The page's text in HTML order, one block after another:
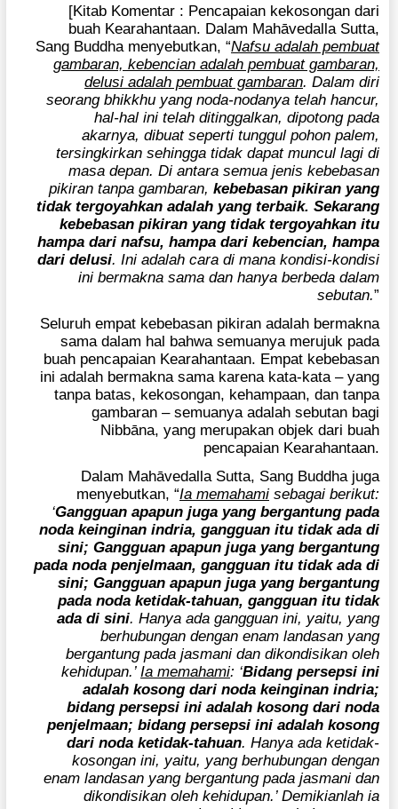
[Kitab Komentar : Pencapaian kekosongan dari
buah Kearahantaan. Dalam Mahāvedalla Sutta,
Sang Buddha menyebutkan, “Nafsu adalah pembuat
gambaran, kebencian adalah pembuat gambaran,
delusi adalah pembuat gambaran. Dalam diri
seorang bhikkhu yang noda-nodanya telah hancur,
hal-hal ini telah ditinggalkan, dipotong pada
akarnya, dibuat seperti tunggul pohon palem,
tersingkirkan sehingga tidak dapat muncul lagi di
masa depan. Di antara semua jenis kebebasan
pikiran tanpa gambaran, kebebasan pikiran yang
tidak tergoyahkan adalah yang terbaik. Sekarang
kebebasan pikiran yang tidak tergoyahkan itu
hampa dari nafsu, hampa dari kebencian, hampa
dari delusi. Ini adalah cara di mana kondisi-kondisi
ini bermakna sama dan hanya berbeda dalam
sebutan.”
Seluruh empat kebebasan pikiran adalah bermakna
sama dalam hal bahwa semuanya merujuk pada
buah pencapaian Kearahantaan. Empat kebebasan
ini adalah bermakna sama karena kata-kata – yang
tanpa batas, kekosongan, kehampaan, dan tanpa
gambaran – semuanya adalah sebutan bagi
Nibbāna, yang merupakan objek dari buah
pencapaian Kearahantaan.
Dalam Mahāvedalla Sutta, Sang Buddha juga
menyebutkan, “Ia memahami sebagai berikut:
‘Gangguan apapun juga yang bergantung pada
noda keinginan indria, gangguan itu tidak ada di
sini; Gangguan apapun juga yang bergantung
pada noda penjelmaan, gangguan itu tidak ada di
sini; Gangguan apapun juga yang bergantung
pada noda ketidak-tahuan, gangguan itu tidak
ada di sini. Hanya ada gangguan ini, yaitu, yang
berhubungan dengan enam landasan yang
bergantung pada jasmani dan dikondisikan oleh
kehidupan.’ Ia memahami: ‘Bidang persepsi ini
adalah kosong dari noda keinginan indria;
bidang persepsi ini adalah kosong dari noda
penjelmaan; bidang persepsi ini adalah kosong
dari noda ketidak-tahuan. Hanya ada ketidak-
kosongan ini, yaitu, yang berhubungan dengan
enam landasan yang bergantung pada jasmani dan
dikondisikan oleh kehidupan.’ Demikianlah ia